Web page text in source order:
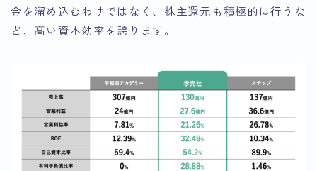
金を溜め込むわけではなく、株主還元も積極的に行うな
ど、高い資本効率を誇ります。